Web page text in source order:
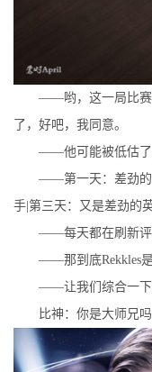
——哟，这一局比赛并
了，好吧，我同意。
——他可能被低估了，
——第一天：差劲的英
手|第三天：又是差劲的
——每天都在刷新评
——那到底Rekkles是
——让我们综合一下，
比神：你是大师兄吗